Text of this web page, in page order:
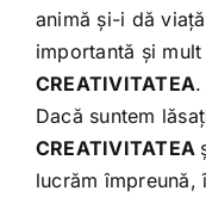
animă și-i dă
importantă și
CREATIVITATEA.
Dacă suntem
CREATIVITATEA
lucrăm împreună,